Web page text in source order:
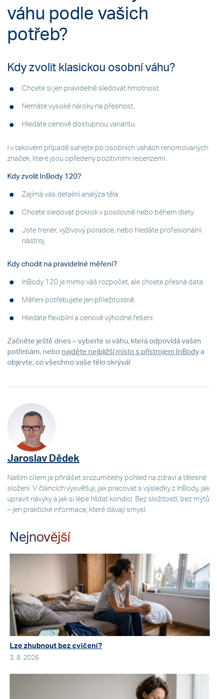
váhu podle vašich
potřeb?
Kdy zvolit klasickou osobní váhu?
Chcete si jen pravidelně sledovat hmotnost.
Nemáte vysoké nároky na přesnost.
Hledáte cenově dostupnou variantu.
I v takovém případě sahejte po osobních vahách renomovaných
značek, které jsou opředeny pozitivními recenzemi.
Kdy zvolit InBody 120?
Zajímá vás detailní analýza těla.
Chcete sledovat pokrok v posilovně nebo během diety.
Jste trenér, výživový poradce, nebo hledáte profesionální
nástroj.
Kdy chodit na pravidelné měření?
InBody 120 je mimo váš rozpočet, ale chcete přesná data.
Měření potřebujete jen příležitostně.
Hledáte flexibilní a cenově výhodné řešení.
Začněte ještě dnes – vyberte si váhu, která odpovídá vašim
potřebám, nebo najděte nejbližší místo s přístrojem InBody a
objevte, co všechno vaše tělo skrývá!
Jaroslav Dědek
Naším cílem je přinášet srozumitelný pohled na zdraví a tělesné
složení. V článcích vysvětluji, jak pracovat s výsledky z InBody, jak
upravit návyky a jak si lépe hlídat kondici. Bez složitostí, bez mýtů
– jen praktické informace, které dávají smysl.
Nejnovější
Lze zhubnout bez cvičení?
3. 8. 2026